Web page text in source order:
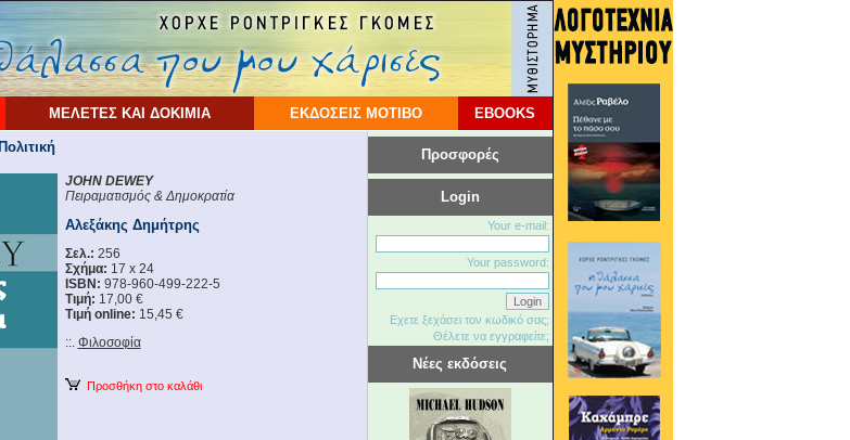
ΜΕΛΕΤΕΣ ΚΑΙ ΔΟΚΙΜΙΑ ΕΚΔΟΣΕΙΣ ΜΟΤΙΒΟ EBOOKS
JOHN DEWEY
Πειραματισμός & Δημοκρατία
Αλεξάκης Δημήτρης
Σελ.: 256
Σχήμα: 17 x 24
ISBN: 978-960-499-222-5
Τιμή: 17,00 €
Τιμή online: 15,45 €
::. Φιλοσοφία
Προσθήκη στο καλάθι
Προσφορές
Login
Your e-mail:
Your password:
Εχετε ξεχάσει τον κωδικό σας;
Θέλετε να εγγραφείτε;
Νέες εκδόσεις